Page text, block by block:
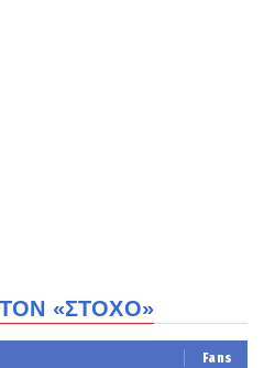
«ΣΤΟΧΟ»
Fans